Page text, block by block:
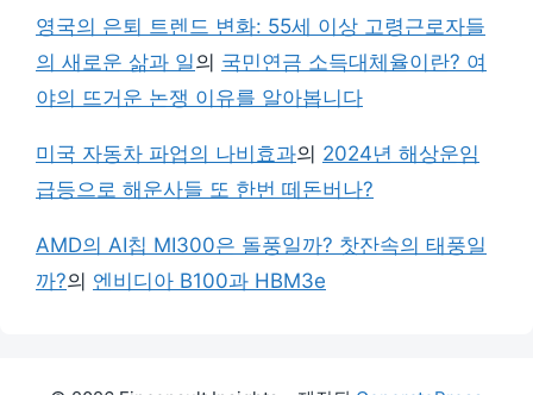
영국의 은퇴 트렌드 변화: 55세 이상 고령근로자들
의 새로운 삶과 일의 국민연금 소득대체율이란? 여
야의 뜨거운 논쟁 이유를 알아봅니다
미국 자동차 파업의 나비효과의 2024년 해상운임
급등으로 해운사들 또 한번 떼돈버나?
AMD의 AI칩 MI300은 돌풍일까? 찻잔속의 태풍일
까?의 엔비디아 B100과 HBM3e